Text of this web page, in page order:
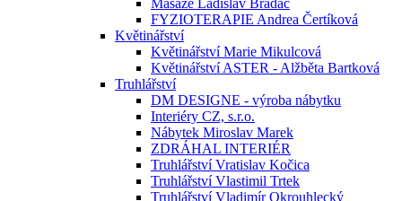
Masáže Ladislav Bradáč
FYZIOTERAPIE Andrea Čertíková
Květinářství
Květinářství Marie Mikulcová
Květinářství ASTER - Alžběta Bartková
Truhlářství
DM DESIGNE - výroba nábytku
Interiéry CZ, s.r.o.
Nábytek Miroslav Marek
ZDRÁHAL INTERIÉR
Truhlářství Vratislav Kočica
Truhlářství Vlastimil Trtek
Truhlářství Vladimír Okrouhlecký